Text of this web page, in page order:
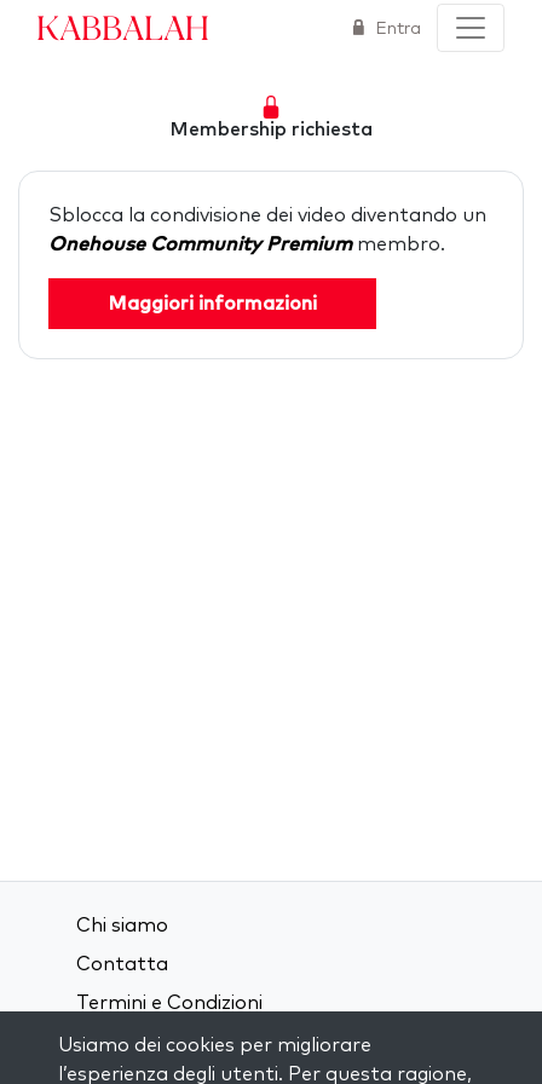
Kabbalah Entra
Membership richiesta
Sblocca la condivisione dei video diventando un
Onehouse Community Premium membro.
Maggiori informazioni
Chi siamo
Contatta
Termini e Condizioni
Privacy Policy
Usiamo dei cookies per migliorare
l’esperienza degli utenti. Per questa ragione,